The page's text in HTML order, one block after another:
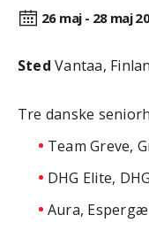
26 maj - 28 maj
Sted Vantaa,
Tre danske
Team Greve,
DHG Elite,
Aura,